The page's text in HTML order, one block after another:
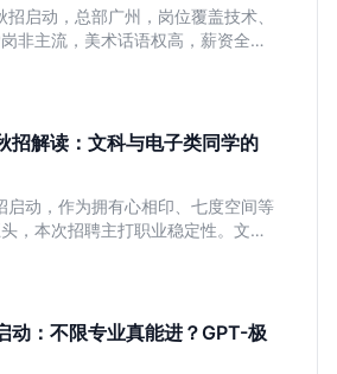
启动，总部广州，岗位覆盖技术、
非主流，美术话语权高，薪资全面
目全流程的应届生，追求大厂光环
招解读：文科与电子类同学的
动，作为拥有心相印、七度空间等
，本次招聘主打职业稳定性。文章
，明确文商科主攻品牌营销、理工
动：不限专业真能进？GPT-极